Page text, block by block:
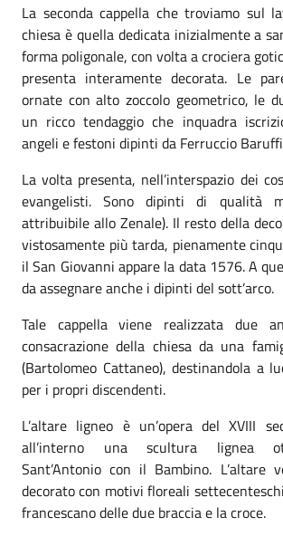
La seconda cappella che troviamo sul
chiesa è quella dedicata inizialmente a
forma poligonale, con volta a crociera
presenta interamente decorata. Le
ornate con alto zoccolo geometrico, le
un ricco tendaggio che inquadra
angeli e festoni dipinti da Ferruccio
La volta presenta, nell’interspazio dei
evangelisti. Sono dipinti di qualità
attribuibile allo Zenale). Il resto della
vistosamente più tarda, pienamente
il San Giovanni appare la data 1576. A
da assegnare anche i dipinti del sott’arco.
Tale cappella viene realizzata due
consacrazione della chiesa da una
(Bartolomeo Cattaneo), destinandola a
per i propri discendenti.
L’altare ligneo è un’opera del XVIII
all’interno una scultura lignea
Sant’Antonio con il Bambino. L’altare
decorato con motivi floreali
francescano delle due braccia e la croce.